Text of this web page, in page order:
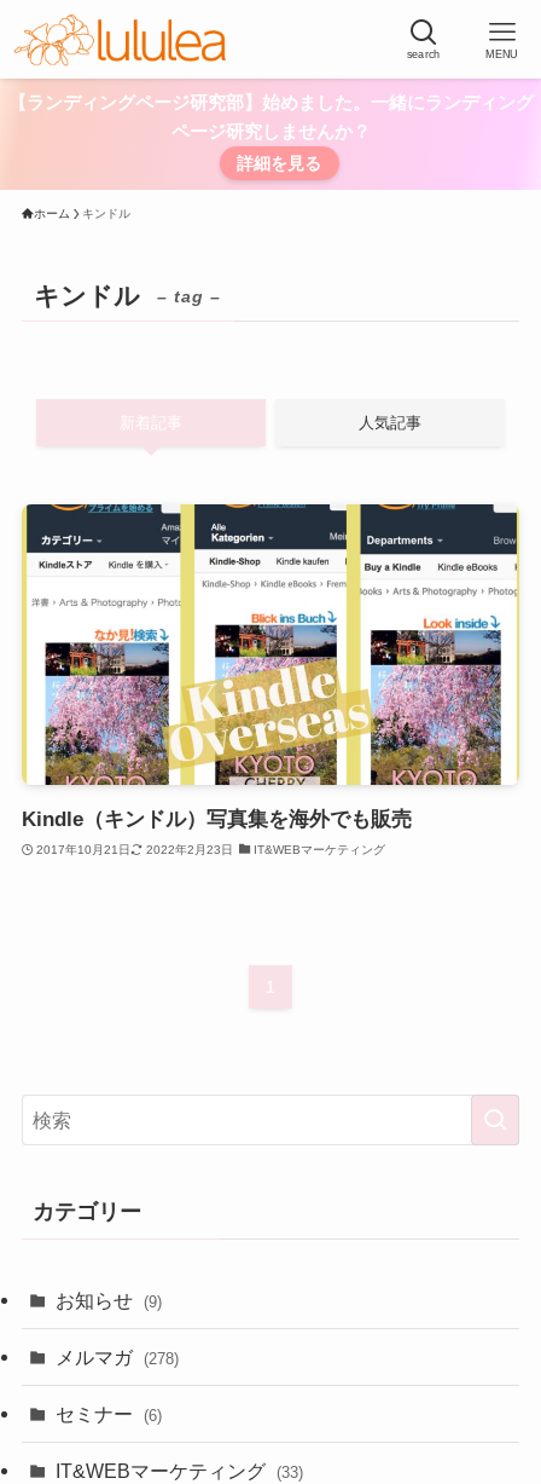
search MENU
【ランディングページ研究部】始めました。一緒にランディング
ページ研究しませんか？
詳細を見る
ホーム キンドル
キンドル – tag –
新着記事 人気記事
Kindle（キンドル）写真集を海外でも販売
2017年10月21日 2022年2月23日 IT&WEBマーケティング
1
カテゴリー
お知らせ (9)
メルマガ (278)
セミナー (6)
IT&WEBマーケティング (33)